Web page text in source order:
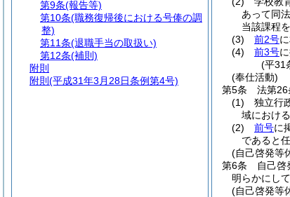
あって同
当該課程
(3)
前2号
(4)
前3号
(平31
(奉仕活動)
第5条
法第26
(1)
独立行
域におけ
(2)
前号に
であると
(自己啓発等
第6条
自己
明らかにし
(自己啓発等
第9条(報告等)
第10条(職務復帰後における号俸の調
整)
第11条(退職手当の取扱い)
第12条(補則)
附則
附則 (平成31年3月28日条例第4号)